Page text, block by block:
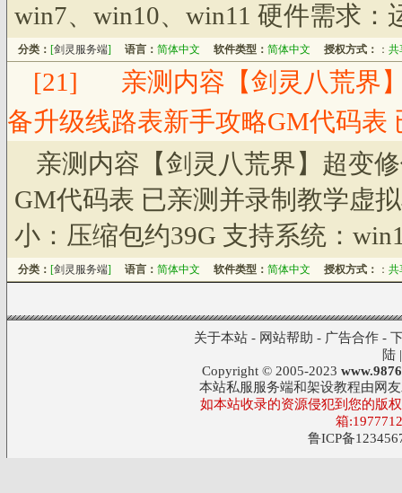
win7、win10、win11 硬件需求：
分类： [剑灵服务端] 语言： 简体中文 软件类型： 简体中文 授权方式： ： 共
[21]
亲测内容【剑灵八荒界
备升级线路表新手攻略GM代码表
亲测内容【剑灵八荒界】超变
GM代码表 已亲测并录制教学虚
小：压缩包约39G 支持系统：
分类： [剑灵服务端] 语言： 简体中文 软件类型： 简体中文 授权方式： ： 共
关于本站- 网站帮助 - 广告合作-
陆
Copyright © 2005-2023
本站私服服务端和架设教程由网
如本站收录的资源侵犯到您的版
箱
鲁ICP备